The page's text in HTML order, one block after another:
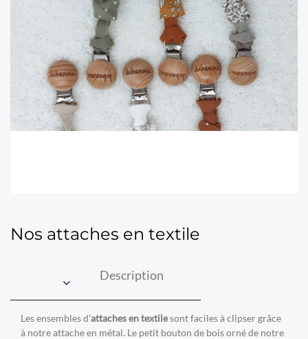
Jubanou
Nos attaches en textile
Description
Les ensembles d'attaches en textilesont faciles à clipser grâce
à notre attache en métal. Le petit bouton de bois orné de notre